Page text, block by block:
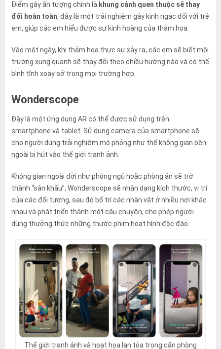
Điểm gây ấn tượng chính là khung cảnh quen thuộc sẽ thay
đổi hoàn toàn, đây là một trải nghiệm gây kinh ngạc đối với trẻ
em, giúp các em hiểu được sự kinh hoàng của thảm họa.
Vào một ngày, khi thảm họa thực sự xảy ra, các em sẽ biết môi
trường xung quanh sẽ thay đổi theo chiều hướng nào và có thể
bình tĩnh xoay sở trong mọi trường hợp.
Wonderscope
Đây là một ứng dụng AR có thể được sử dụng trên
smartphone và tablet. Sử dụng camera của smartphone sẽ
cho người dùng trải nghiệm mô phỏng như thể không gian bên
ngoài bị hút vào thế giới tranh ảnh.
Không gian ngoài đời như phòng ngủ hoặc phòng ăn sẽ trở
thành “sân khấu”, Wonderscope sẽ nhận dạng kích thước, vị trí
của các đối tượng, sau đó bố trí các nhân vật ở nhiều nơi khác
nhau và phát triển thành một câu chuyện, cho phép người
dùng thưởng thức những thước phim hoạt hình độc đáo.
Thế giới tranh ảnh và hoạt họa lan tỏa trong căn phòng